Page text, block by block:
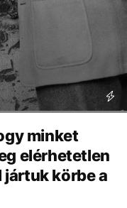
minket
elérhetetlen
jártuk körbe a